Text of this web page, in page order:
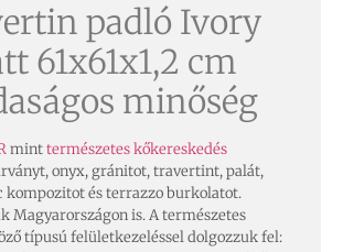
padló Ivory
61x61x1,2 cm
minőség
minttermészetes kőkereskedés
onyx, gránitot, travertint, palát,
kompozitot és terrazzo burkolatot.
Magyarországon is. A természetes
típusú felületkezeléssel dolgozzuk fel: